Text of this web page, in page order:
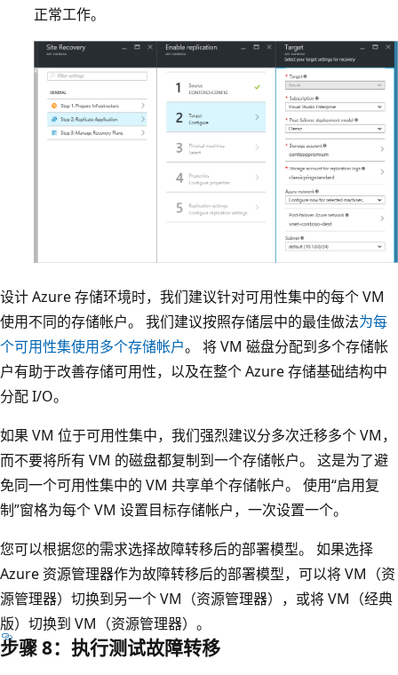
正常工作。
设计 Azure 存储环境时，我们建议针对可用性集中的每个 VM
使用不同的存储帐户。 我们建议按照存储层中的最佳做法为每
个可用性集使用多个存储帐户。 将 VM 磁盘分配到多个存储帐
户有助于改善存储可用性，以及在整个 Azure 存储基础结构中
分配 I/O。
如果 VM 位于可用性集中，我们强烈建议分多次迁移多个 VM，
而不要将所有 VM 的磁盘都复制到一个存储帐户。 这是为了避
免同一个可用性集中的 VM 共享单个存储帐户。 使用“启用复
制”窗格为每个 VM 设置目标存储帐户，一次设置一个。
您可以根据您的需求选择故障转移后的部署模型。 如果选择
Azure 资源管理器作为故障转移后的部署模型，可以将 VM（资
源管理器）切换到另一个 VM（资源管理器），或将 VM（经典
版）切换到 VM（资源管理器）。
步骤 8：执行测试故障转移